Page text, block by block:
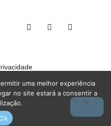
❤ naTerra das Ideias
uma melhor experiência
no site estará a consentir a